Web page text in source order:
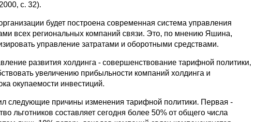
с. 32).
будет построена современная система управления
всех региональных компаний связи. Это, по мнению Яшина,
управление затратами и оборотными средствами.
развития холдинга - совершенствование тарифной политики,
увеличению прибыльности компаний холдинга и
окупаемости инвестиций.
следующие причины изменения тарифной политики. Первая -
льготников составляет сегодня более 50% от общего числа